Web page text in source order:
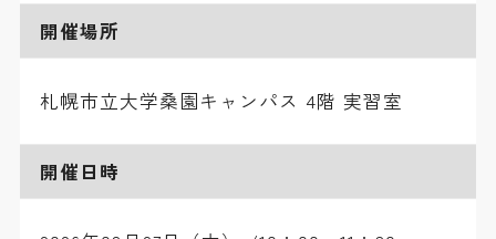
開催場所
札幌市立大学桑園キャンパス 4階 実習室
開催日時